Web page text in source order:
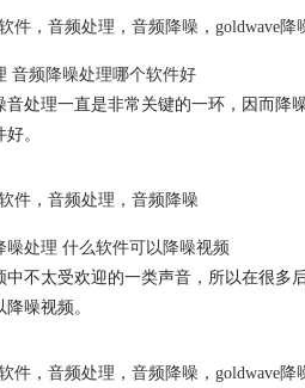
件 ，音频处理 ，音频降噪 ，goldwave降
音频降噪处理哪个软件好
音处理一直是非常关键的一环，因而降
。
件 ，音频处理 ，音频降噪
噪处理 什么软件可以降噪视频
中不太受欢迎的一类声音，所以在很多
噪视频。
件 ，音频处理 ，音频降噪 ，goldwave降